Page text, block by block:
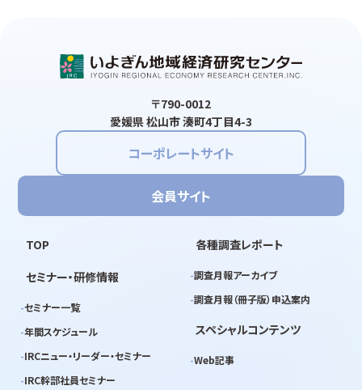
〒790-0012
愛媛県 松山市 湊町4丁目4-3
コーポレートサイト
会員サイト
TOP
セミナー・研修情報
セミナー一覧
年間スケジュール
IRCニュー・リーダー・セミナー
IRC幹部社員セミナー
各種調査レポート
調査月報アーカイブ
調査月報（冊子版）申込案内
スペシャルコンテンツ
Web記事